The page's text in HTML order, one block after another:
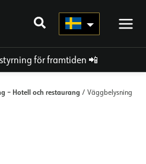
för framtiden 📲
– Hotell och restaurang / Väggbelysning